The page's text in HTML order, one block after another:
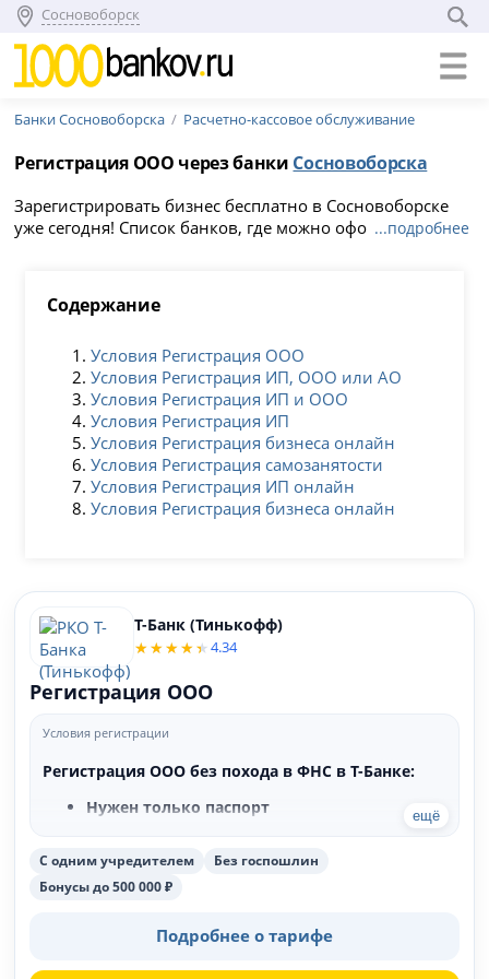
Сосновоборск
Банки Сосновоборска Расчетно-кассовое обслуживание
Регистрация ООО через банки Сосновоборска
Зарегистрировать бизнес бесплатно в Сосновоборске
уже сегодня! Список банков, где можно оформить
Сосновоборске: они подготовят документы, помогут
выпустить электронную подпись, выбрать вид
...подробнее
Содержание
Условия Регистрация ООО
Условия Регистрация ИП, ООО или АО
Условия Регистрация ИП и ООО
Условия Регистрация ИП
Условия Регистрация бизнеса онлайн
Условия Регистрация самозанятости
Условия Регистрация ИП онлайн
Условия Регистрация бизнеса онлайн
Т-Банк (Тинькофф)
4.34
Регистрация ООО
Условия регистрации
Регистрация ООО без похода в ФНС в Т-Банке:
Нужен только паспорт
Без оплаты госпошлины
Бесплатная консультация для бизнеса
Бонусы для клиентов от партнеров до 500
ещё
С одним учредителем
Без госпошлин
Бонусы до 500 000 ₽
Подробнее о тарифе